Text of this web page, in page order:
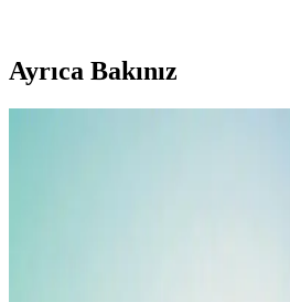
Ayrıca Bakınız